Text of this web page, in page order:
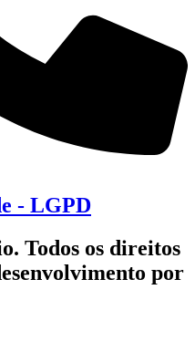
- LGPD
Todos os direitos
por